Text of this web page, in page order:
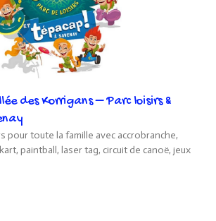
des Korrigans – Parc loisirs &
pour toute la famille avec accrobranche,
paintball, laser tag, circuit de canoë, jeux